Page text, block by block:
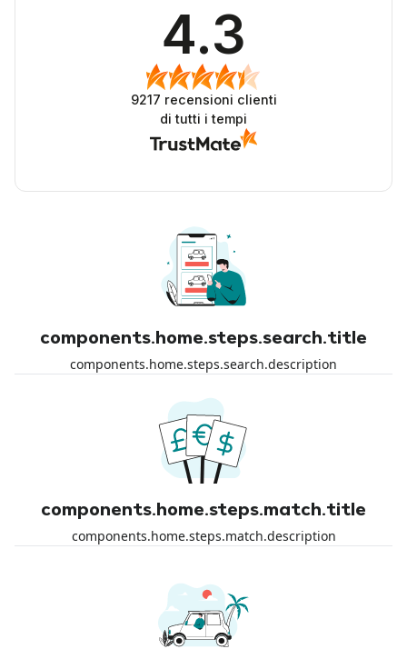
4.3
9217 recensioni clienti
di tutti i tempi
components.home.steps.search.title
components.home.steps.search.description
components.home.steps.match.title
components.home.steps.match.description